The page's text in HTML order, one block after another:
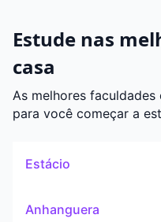
Estude nas
casa
As melhores
para você começar a
Estácio
Anhanguera